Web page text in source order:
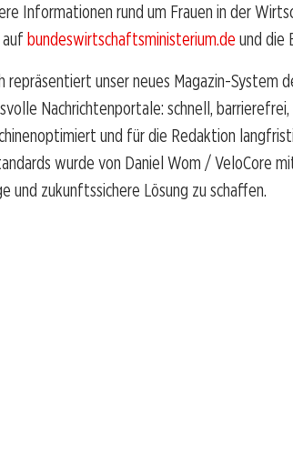
Informationen rund um Frauen in der
bundeswirtschaftsministerium.de und die
repräsentiert unser neues Magazin-System
Nachrichtenportale: schnell,
und für die Redaktion
wurde von Daniel Wom / VeloCore
und zukunftssichere Lösung zu schaffen.